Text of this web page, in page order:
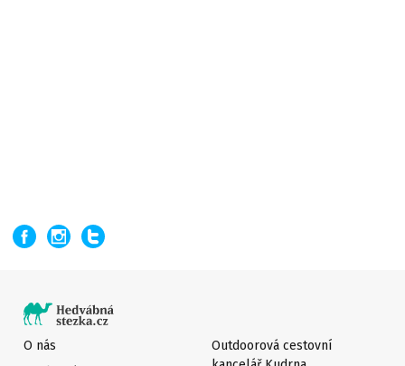
O nás
Outdoorová cestovní